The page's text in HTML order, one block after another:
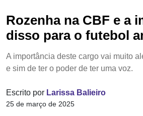
Rozenha na CBF e a
disso para o futebol
A importância deste cargo vai muito
e sim de ter o poder de ter uma voz.
Escrito por Larissa Balieiro
25 de março de 2025